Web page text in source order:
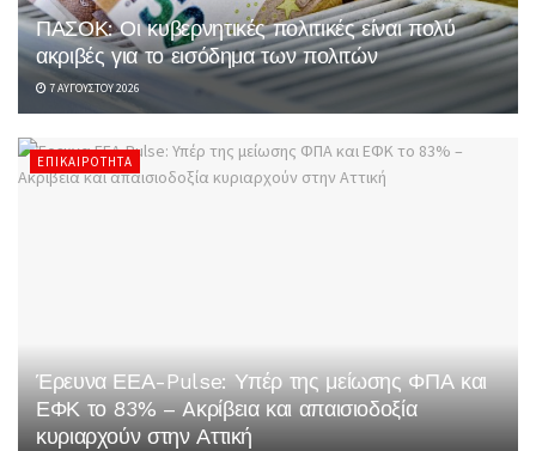
ΠΑΣΟΚ: Οι κυβερνητικές πολιτικές είναι πολύ
ακριβές για το εισόδημα των πολιτών
7 ΑΥΓΟΎΣΤΟΥ 2026
ΕΠΙΚΑΙΡΌΤΗΤΑ
Έρευνα ΕΕΑ-Pulse: Υπέρ της μείωσης ΦΠΑ και
ΕΦΚ το 83% – Aκρίβεια και απαισιοδοξία
κυριαρχούν στην Αττική